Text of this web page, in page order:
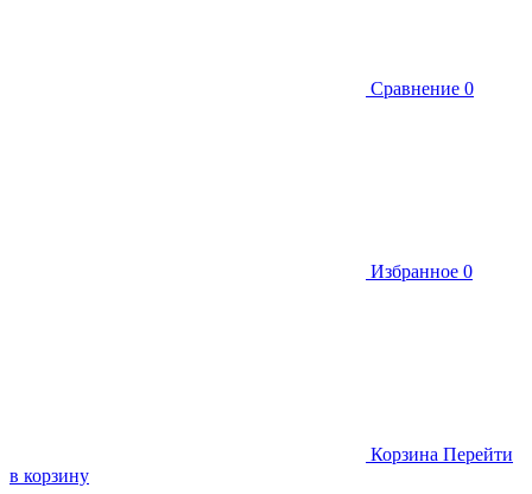
Сравнение 0
Избранное 0
Корзина Перейти
в корзину